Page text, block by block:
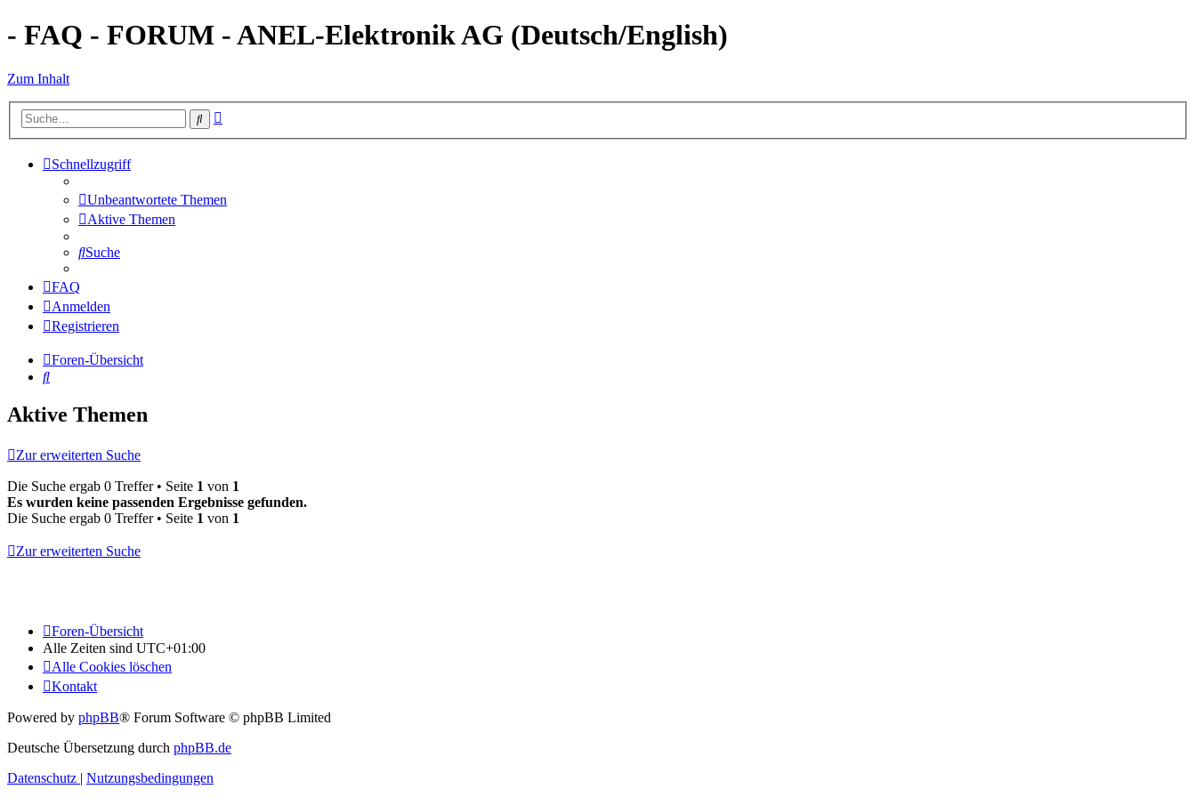
- FAQ - FORUM - ANEL-Elektronik AG (Deutsch/English)
Zum Inhalt
Suche
Schnellzugriff
Unbeantwortete Themen
Aktive Themen
Suche
FAQ
Anmelden
Registrieren
Foren-Übersicht
Suche
Aktive Themen
Zur erweiterten Suche
Die Suche ergab 0 Treffer • Seite 1 von 1
Es wurden keine passenden Ergebnisse gefunden.
Die Suche ergab 0 Treffer • Seite 1 von 1
Zur erweiterten Suche
Foren-Übersicht
Alle Zeiten sind UTC+01:00
Alle Cookies löschen
Kontakt
Powered by phpBB® Forum Software © phpBB Limited
Deutsche Übersetzung durch phpBB.de
Datenschutz | Nutzungsbedingungen